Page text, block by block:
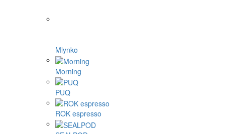
DF64
ECO capsules
ecotree
Eureka